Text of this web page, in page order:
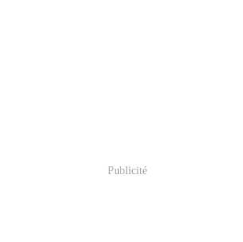
Publicité